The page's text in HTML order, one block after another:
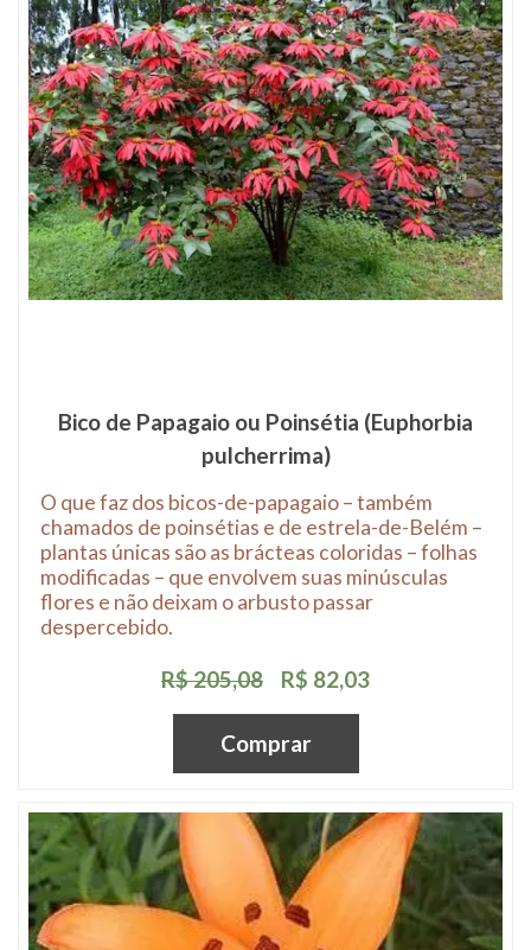
Bico de Papagaio ou Poinsétia (Euphorbia
pulcherrima)
O que faz dos bicos-de-papagaio – também
chamados de poinsétias e de estrela-de-Belém –
plantas únicas são as brácteas coloridas – folhas
modificadas – que envolvem suas minúsculas
flores e não deixam o arbusto passar
despercebido.
R$ 205,08 R$ 82,03
Comprar